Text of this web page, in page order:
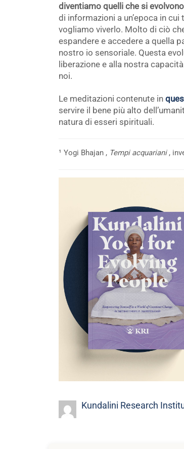
diventiamo quelli che si
di informazioni a un’epoca in
vogliamo viverlo. Molto di ciò
espandere e accedere a quella
nostro io sensoriale. Questa
liberazione e alla nostra
noi.
Le meditazioni contenute in
servire il bene più alto
natura di esseri spirituali.
¹ Yogi Bhajan , Tempi acquariani ,
Kundalini Research